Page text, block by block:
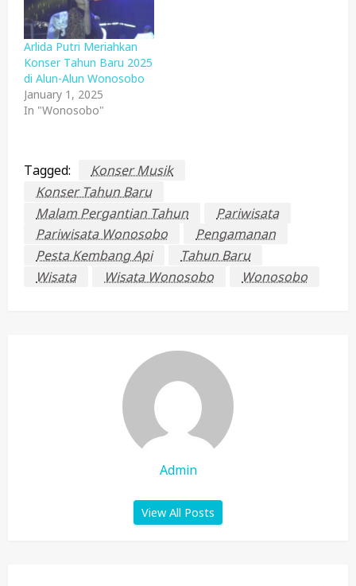
Arlida Putri Meriahkan
Konser Tahun Baru 2025
di Alun-Alun Wonosobo
January 1, 2025
In "Wonosobo"
Tagged:
Konser Musik
Konser Tahun Baru
Malam Pergantian Tahun
Pariwisata
Pariwisata Wonosobo
Pengamanan
Pesta Kembang Api
Tahun Baru
Wisata
Wisata Wonosobo Wonosobo
Admin
View All Posts